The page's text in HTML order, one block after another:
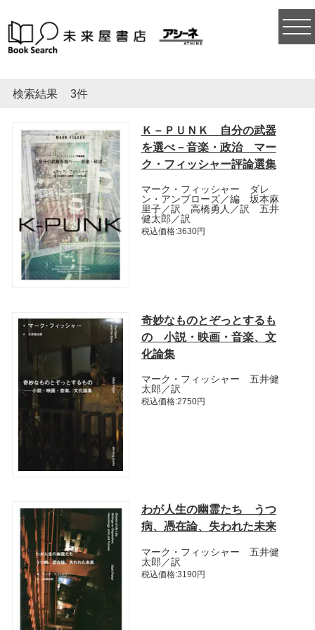
検索結果 3件
Ｋ－ＰＵＮＫ 自分の武器
を選べ－音楽・政治 マー
ク・フィッシャー評論選集
マーク・フィッシャー ダレ
ン・アンブローズ／編 坂本麻
里子／訳 高橋勇人／訳 五井
健太郎／訳
税込価格:3630円
奇妙なものとぞっとするも
の 小説・映画・音楽、文
化論集
マーク・フィッシャー 五井健
太郎／訳
税込価格:2750円
わが人生の幽霊たち うつ
病、憑在論、失われた未来
マーク・フィッシャー 五井健
太郎／訳
税込価格:3190円